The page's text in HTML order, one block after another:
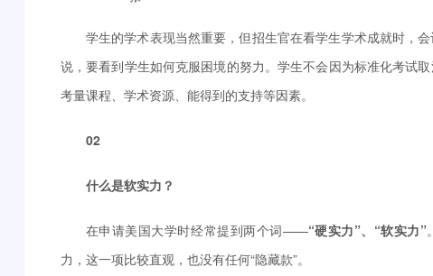
学生的学术表现当然重要，但招生官在看学生学术成就时，
说，要看到学生如何克服困境的努力。学生不会因为标准化考试
考量课程、学术资源、能得到的支持等因素。
02
什么是软实力？
在申请美国大学时经常提到两个词——“硬实力”、“软实力”
力，这一项比较直观，也没有任何“隐藏款”。